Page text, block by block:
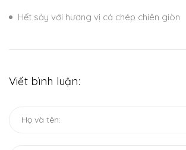
Hết sảy với hương vị cá chép chiên giòn
Viết bình luận: